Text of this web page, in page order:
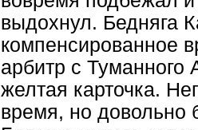
выдохнул. Бедняга
компенсированное
арбитр с Туманного
желтая карточка.
время, но довольно